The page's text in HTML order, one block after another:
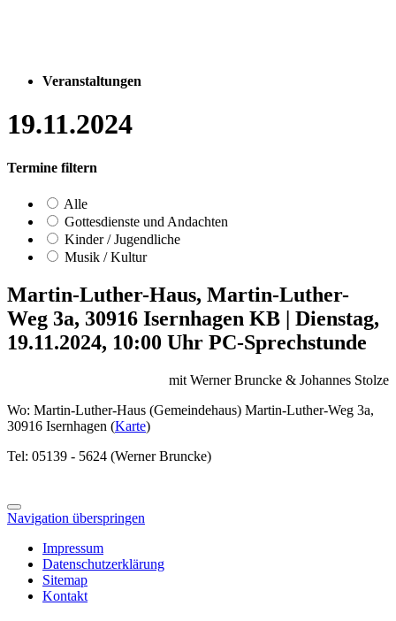
Veranstaltungen
19.11.2024
Termine filtern
Alle
Gottesdienste und Andachten
Kinder / Jugendliche
Musik / Kultur
Martin-Luther-Haus, Martin-Luther-
Weg 3a, 30916 Isernhagen KB | Dienstag,
19.11.2024, 10:00 Uhr PC-Sprechstunde
mit Werner Bruncke & Johannes Stolze
Wo: Martin-Luther-Haus (Gemeindehaus) Martin-Luther-Weg 3a,
30916 Isernhagen (Karte)
Tel: 05139 - 5624 (Werner Bruncke)
Navigation überspringen
Impressum
Datenschutzerklärung
Sitemap
Kontakt